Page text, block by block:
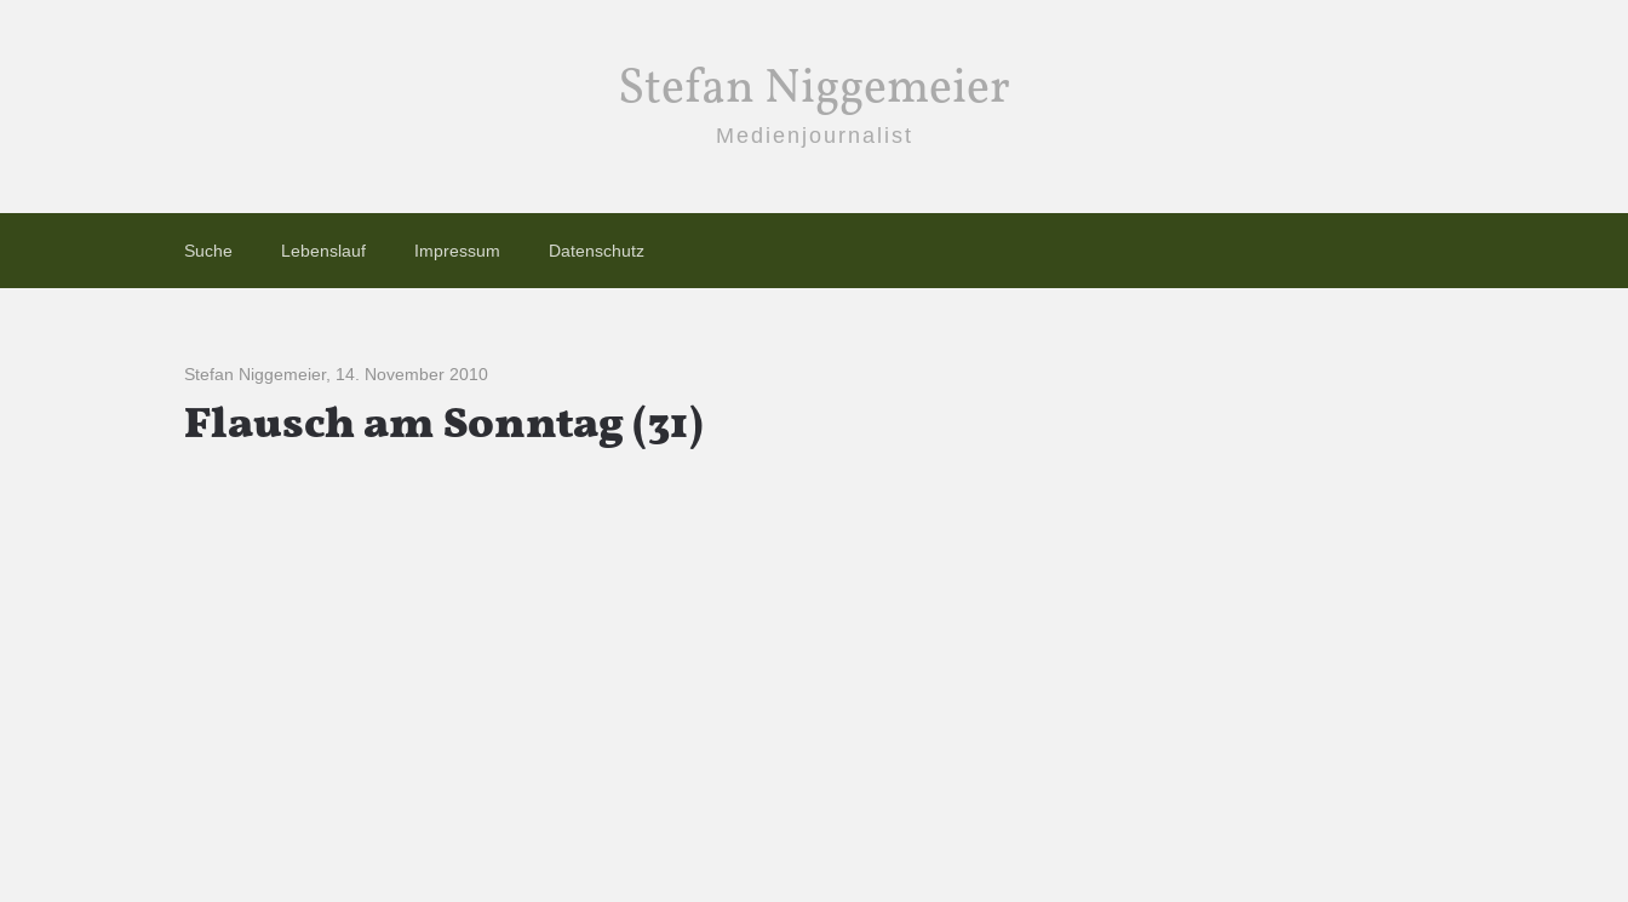
Stefan Niggemeier
Medienjournalist
Suche Lebenslauf Impressum Datenschutz
Stefan Niggemeier, 14. November 2010
Flausch am Sonntag (31)